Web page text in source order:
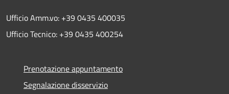
Ufficio Amm.vo: +39 0435 400035
Ufficio Tecnico: +39 0435 400254
Prenotazione appuntamento
Segnalazione disservizio